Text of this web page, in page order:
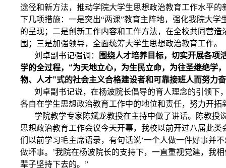
途径和新方法，推动学院大学生思想政治教育工作水平的
下几项措施：一是突出“两课”教育主阵地，强化我院大学
的呈现；二是创新工作内容和工作方法，在全校共同营造
围；三是加强领导，全面统筹大学生思想政治教育工作。
刘卓副书记强调：
围绕人才培养目标，切实开展各项
学的全过程，“为天地立心，为生民立命，为往圣继绝学
物、人才”式的社会主义合格建设者和可靠接班人而努力
刘卓副书记说，在杨波院长倡导的育人理念的引领下
各自在学生思想政治教育工作中的地位和责任，努力开拓
学院教学专家陈斌龙教授在主持中做了讲话。陈教授
思想政治教育工作会议今天开幕，我校以前开过八届此类
们以前学习毛主席语录，有句话说‘一个人做一件好事并
做坏事。’我院在杨波院长的支持下，一直重视党建，我
辈子坚持下去的。”